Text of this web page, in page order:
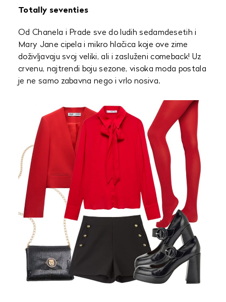
Totally seventies
Od Chanela i Prade sve do ludih sedamdesetih i
Mary Jane cipela i mikro hlačica koje ove zime
doživljavaju svoj veliki, ali i zasluženi comeback! Uz
crvenu, najtrendi boju sezone, visoka moda postala
je ne samo zabavna nego i vrlo nosiva.